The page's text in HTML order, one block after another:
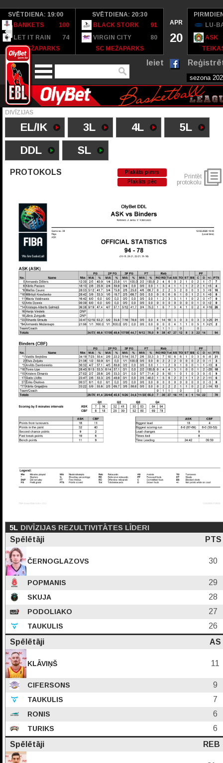
SVĒTDIENA: 19:00
BANKETS
100
LET IT RAIN
74
SC MEŽAPARKS
SVĒTDIENA: 20:30
BLACK STORK
91
VIRGIN CITY
80
SC MEŽAPARKS
APR
20
LU-
ASK
Ieiet
DIVĪZIJAS
EL/IK 3L 4L
5L
DDL
SL
PROTOKOLS
Plakāts pimrs
Plakāts pēc
Printēt
protokolu
5L DIVĪZIJAS REZULTIVITĀTES LĪDERI
Spēlētāji
PTS
ČERNOGLAZOVS 30
POPMANIS 29
SKUJA 28
PODOLIAKO 27
TAUKULIS
26
Spēlētāji
AS
KLĀVIŅŠ 11
CIFERSONS 9
TAUKULIS 7
RONIS 6
TURIKS
6
Spēlētāji
REB